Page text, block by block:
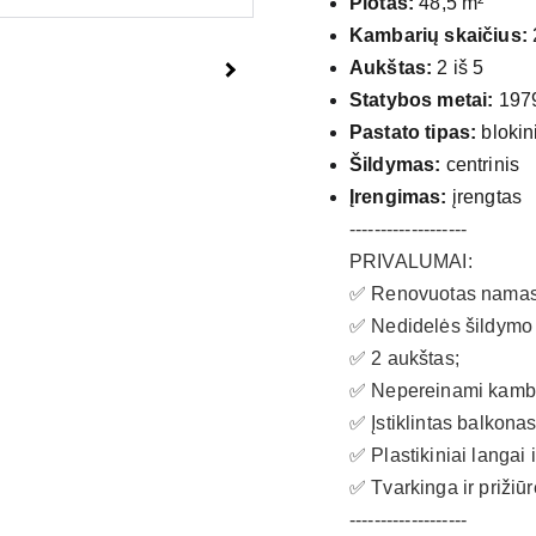
Kambarių skaičius:
Aukštas: 2 iš 5
Statybos metai:
Pastato tipas:
Šildymas: centrinis
Įrengimas: įrengtas
-------------------
PRIVALUMAI:
✅ Renovuotas
✅ Nedidelės
✅ 2 aukštas;
✅ Nepereinami
✅ Įstiklintas
✅ Plastikiniai langai
✅ Tvarkinga ir
-------------------